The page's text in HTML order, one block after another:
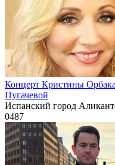
Концерт Кристины
Пугачевой
Испанский город
0487